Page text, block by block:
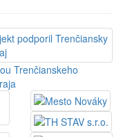
Trenčianskeho